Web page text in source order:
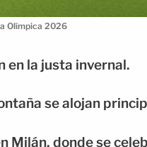
Olímpica 2026
la justa invernal.
se alojan
Milán, donde se